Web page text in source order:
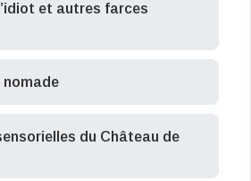
et autres farces
nomade
du Château de